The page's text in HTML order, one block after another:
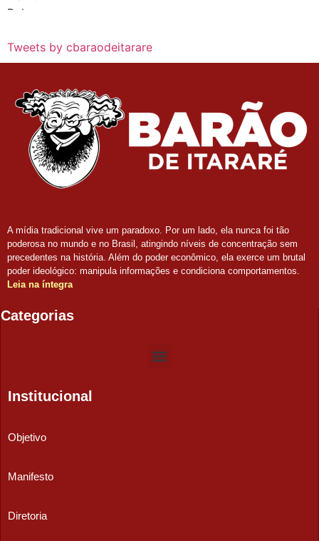
Tweets by cbaraodeitarare
A mídia tradicional vive um paradoxo. Por um lado, ela nunca foi tão
poderosa no mundo e no Brasil, atingindo níveis de concentração sem
precedentes na história. Além do poder econômico, ela exerce um brutal
poder ideológico: manipula informações e condiciona comportamentos.
Leia na íntegra
Categorias
Institucional
Objetivo
Manifesto
Diretoria